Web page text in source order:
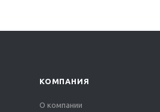
КОМПАНИЯ
О компании